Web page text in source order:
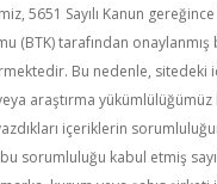
5651 Sayılı Kanun
(BTK) tarafından onaylanmış
Bu nedenle, sitedeki
araştırma
içeriklerin
sorumluluğu kabul etmiş